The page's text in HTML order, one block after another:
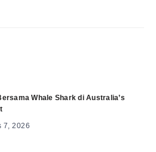
Whale Shark di Australia’s
7, 2026